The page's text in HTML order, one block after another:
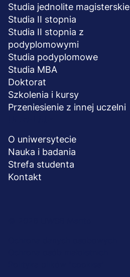
Studia jednolite magisterskie
Studia II stopnia
Studia II stopnia z
podyplomowymi
Studia podyplomowe
Studia MBA
Doktorat
Szkolenia i kursy
Przeniesienie z innej uczelni
O uniwersytecie
Nauka i badania
Strefa studenta
Kontakt